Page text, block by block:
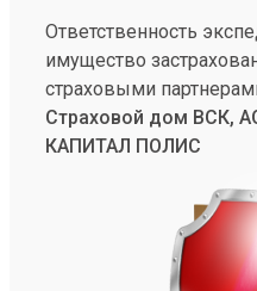
Ответственность
имущество
страховыми
Страховой дом ВСК,
КАПИТАЛ ПОЛИС